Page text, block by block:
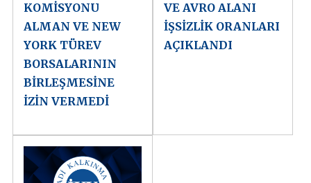
KOMİSYONU
ALMAN VE NEW
YORK TÜREV
BORSALARININ
BİRLEŞMESİNE
İZİN VERMEDİ
VE AVRO ALANI
İŞSİZLİK ORANLARI
AÇIKLANDI